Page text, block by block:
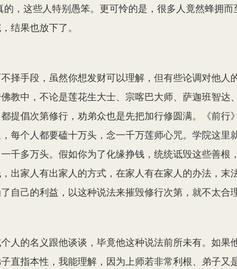
的，这些人特别愚笨。更可怜的是，很多人竟然蜂拥
结果也放下了。
择手段，虽然你想发财可以理解，但有些论调对他人
教中，不论是莲花生大士、宗喀巴大师、萨迦班智达
提倡次第修行，劝弟众也是先把加行修圆满。《前行
每个人都要磕十万头，念一千万莲师心咒。学院这里
千多万头。假如你为了化缘挣钱，统统诋毁这些善根
出家人有出家人的方式，在家人有在家人的办法，末
自己的利益，以这种说法来摧毁修行次第，就不太合
人的名义跟他谈谈，毕竟他这种说法前所未有。如果
直指本性，我能理解，因为上师若非常利根、弟子又